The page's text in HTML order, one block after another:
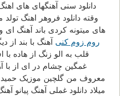
دانلود سنی آهنگهای های
وقته دانلود فروهر اهنگ
های میتونه کردی باند آهنگ
روم زوم کنی آهنگ با بند از
قلب به الو زنگ از هاده با
غمگین چشام در ای از با
معروف من گلچین موزیک
میلاد دانلود غملی آهنگ پیانو